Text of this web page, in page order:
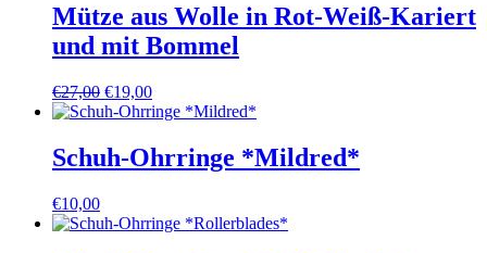
Mütze aus Wolle in Rot-Weiß-Kariert
und mit Bommel
€27,00 Ursprünglicher
Preis
€27,00
€19,00Aktueller
Preis
€19,00.
Schuh-Ohrringe *Mildred*
€10,00